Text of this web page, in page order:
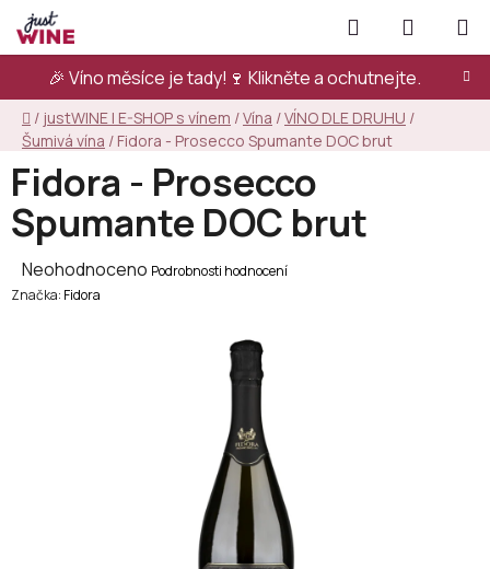
Přejít
na
obsah
🎉 Víno měsíce je tady!🍷 Klikněte a ochutnejte.
Hledat
KOŠÍK
Domů
/ justWINE | E-SHOP s vínem /Vína /VÍNO DLE DRUHU /
Šumivá vína / Fidora - Prosecco Spumante DOC brut
Fidora - Prosecco
Spumante DOC brut
Průměrné
hodnocení
Neohodnoceno Podrobnosti hodnocení
Značka: Fidora